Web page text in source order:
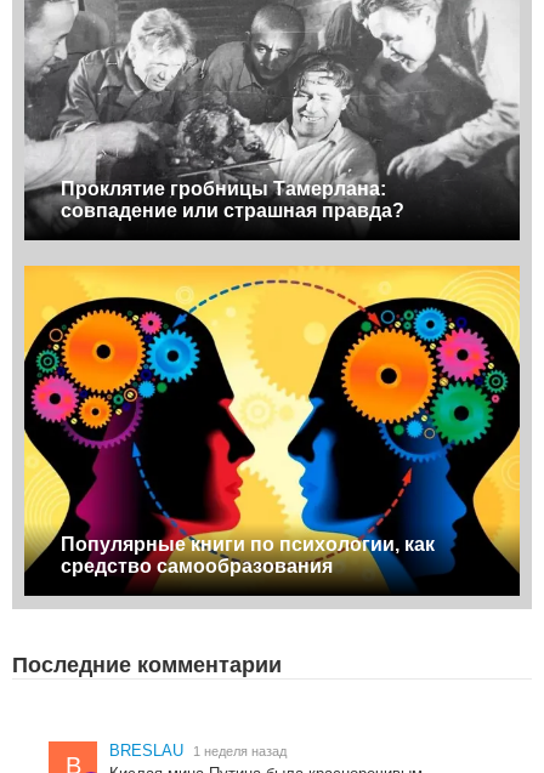
Проклятие гробницы Тамерлана:
совпадение или страшная правда?
Популярные книги по психологии, как
средство самообразования
Последние комментарии
B
BRESLAU 1 неделя назад